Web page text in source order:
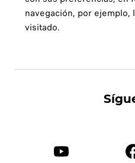
navegación, por ejemplo,
visitado.